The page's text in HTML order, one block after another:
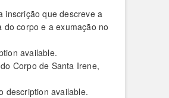
inscrição que descreve a
do corpo e a exumação no
Corpo de Santa Irene,